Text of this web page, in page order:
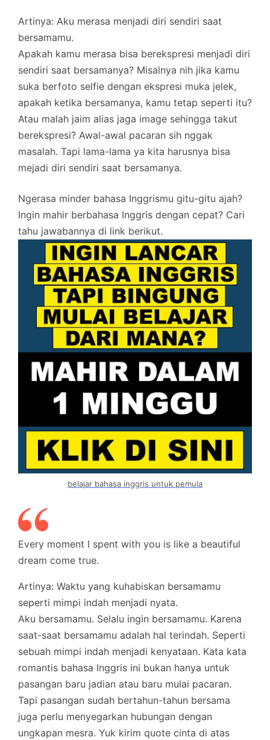
Artinya: Aku merasa menjadi diri sendiri saat
bersamamu.
Apakah kamu merasa bisa berekspresi menjadi diri
sendiri saat bersamanya? Misalnya nih jika kamu
suka berfoto selfie dengan ekspresi muka jelek,
apakah ketika bersamanya, kamu tetap seperti itu?
Atau malah jaim alias jaga image sehingga takut
berekspresi? Awal-awal pacaran sih nggak
masalah. Tapi lama-lama ya kita harusnya bisa
mejadi diri sendiri saat bersamanya.
Ngerasa minder bahasa Inggrismu gitu-gitu ajah?
Ingin mahir berbahasa Inggris dengan cepat? Cari
tahu jawabannya di link berikut.
belajar bahasa inggris untuk pemula
Every moment I spent with you is like a beautiful
dream come true.
Artinya: Waktu yang kuhabiskan bersamamu
seperti mimpi indah menjadi nyata.
Aku bersamamu. Selalu ingin bersamamu. Karena
saat-saat bersamamu adalah hal terindah. Seperti
sebuah mimpi indah menjadi kenyataan. Kata kata
romantis bahasa Inggris ini bukan hanya untuk
pasangan baru jadian atau baru mulai pacaran.
Tapi pasangan sudah bertahun-tahun bersama
juga perlu menyegarkan hubungan dengan
ungkapan mesra. Yuk kirim quote cinta di atas